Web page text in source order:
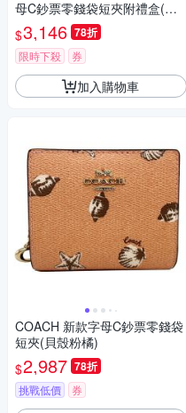
母C鈔票零錢袋短夾附禮盒(粉
橘)
$3,146 78折
限時下殺 券
加入購物車
COACH 新款字母C鈔票零錢袋
短夾(貝殼粉橘)
$2,987 78折
挑戰低價 券